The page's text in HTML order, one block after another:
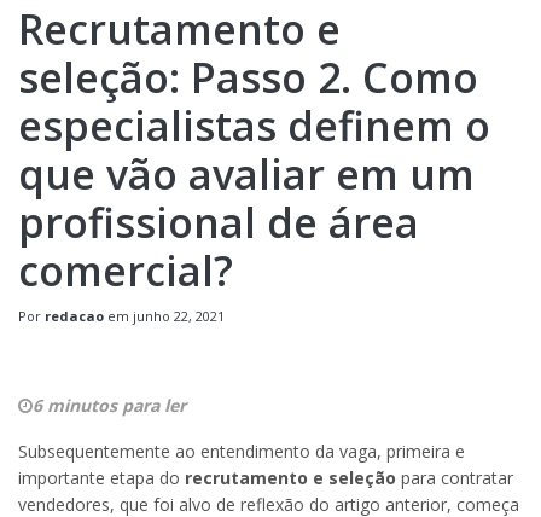
Recrutamento e
seleção: Passo 2. Como
especialistas definem o
que vão avaliar em um
profissional de área
comercial?
Por redacao em junho 22, 2021
6 minutos para ler
Subsequentemente ao entendimento da vaga, primeira e
importante etapa do recrutamento e seleção para contratar
vendedores, que foi alvo de reflexão do artigo anterior, começa